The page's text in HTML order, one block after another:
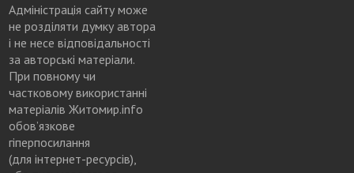
Адміністрація сайту може
не розділяти думку автора
і не несе відповідальності
за авторські матеріали.
При повному чи
частковому використанні
матеріалів Житомир.info
обов’язкове
гіперпосилання
(для інтернет-ресурсів),